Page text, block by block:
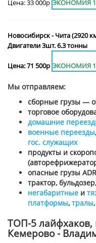
Цена: 33 000р ЭКОНОМИЯ
Новосибирск - Чита (2920
Двигатели 3шт. 6.3 тонны
Цена: 71 500р ЭКОНОМИЯ
Мы отправляем:
сборные грузы —
торговое
домашние
военные переезды,
гос. служащих
продукты и
опасные грузы
трактор,
негабаритные и
платформы, тралы,
ТОП-5 лайфхаков,
Кемерово -